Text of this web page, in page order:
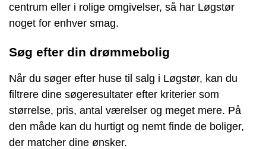
centrum eller i rolige omgivelser, så har Løgstør
noget for enhver smag.
Søg efter din drømmebolig
Når du søger efter huse til salg i Løgstør, kan du
filtrere dine søgeresultater efter kriterier som
størrelse, pris, antal værelser og meget mere. På
den måde kan du hurtigt og nemt finde de boliger,
der matcher dine ønsker.